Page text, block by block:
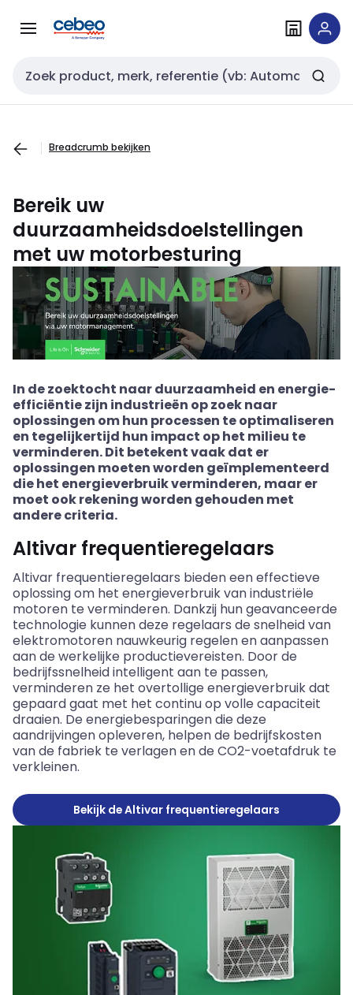
naar
naar
Zoekveld invoer
Breadcrumb bekijken
Bereik uw
duurzaamheidsdoelstellingen
met uw motorbesturing
In de zoektocht naar duurzaamheid en energie-
efficiëntie zijn industrieën op zoek naar
oplossingen om hun processen te optimaliseren
en tegelijkertijd hun impact op het milieu te
verminderen. Dit betekent vaak dat er
oplossingen moeten worden geïmplementeerd
die het energieverbruik verminderen, maar er
moet ook rekening worden gehouden met
andere criteria.
Altivar frequentieregelaars
Altivar frequentieregelaars bieden een effectieve
oplossing om het energieverbruik van industriële
motoren te verminderen. Dankzij hun geavanceerde
technologie kunnen deze regelaars de snelheid van
elektromotoren nauwkeurig regelen en aanpassen
aan de werkelijke productievereisten. Door de
bedrijfssnelheid intelligent aan te passen,
verminderen ze het overtollige energieverbruik dat
gepaard gaat met het continu op volle capaciteit
draaien. De energiebesparingen die deze
aandrijvingen opleveren, helpen de bedrijfskosten
van de fabriek te verlagen en de CO2-voetafdruk te
verkleinen.
Bekijk de Altivar frequentieregelaars